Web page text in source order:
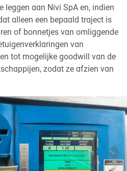
leggen aan Nivi SpA en, indien
alleen een bepaald traject is
of bonnetjes van omliggende
van
tot mogelijke goodwill van de
zodat ze afzien van